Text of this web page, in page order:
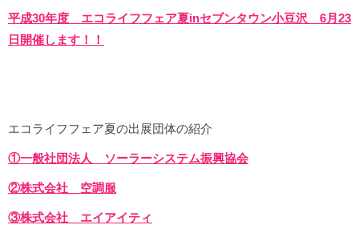
平成30年度 エコライフフェア夏inセブンタウン小豆沢 6月23
日開催します！！
エコライフフェア夏の出展団体の紹介
①一般社団法人 ソーラーシステム振興協会
②株式会社 空調服
③株式会社 エイアイティ